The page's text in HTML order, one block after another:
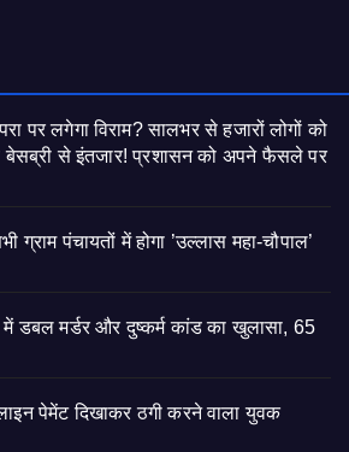
पर लगेगा विराम? सालभर से हजारों लोगों को
बेसब्री से इंतजार! प्रशासन को अपने फैसले पर
पंचायतों में होगा ’उल्लास महा-चौपाल’
में डबल मर्डर और दुष्कर्म कांड का खुलासा, 65
पेमेंट दिखाकर ठगी करने वाला युवक